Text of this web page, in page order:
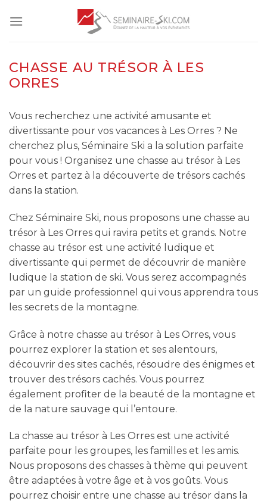
CHASSE AU TRÉSOR À LES
ORRES
Vous recherchez une activité amusante et
divertissante pour vos vacances à Les Orres ? Ne
cherchez plus, Séminaire Ski a la solution parfaite
pour vous ! Organisez une chasse au trésor à Les
Orres et partez à la découverte de trésors cachés
dans la station.
Chez Séminaire Ski, nous proposons une chasse au
trésor à Les Orres qui ravira petits et grands. Notre
chasse au trésor est une activité ludique et
divertissante qui permet de découvrir de manière
ludique la station de ski. Vous serez accompagnés
par un guide professionnel qui vous apprendra tous
les secrets de la montagne.
Grâce à notre chasse au trésor à Les Orres, vous
pourrez explorer la station et ses alentours,
découvrir des sites cachés, résoudre des énigmes et
trouver des trésors cachés. Vous pourrez
également profiter de la beauté de la montagne et
de la nature sauvage qui l’entoure.
La chasse au trésor à Les Orres est une activité
parfaite pour les groupes, les familles et les amis.
Nous proposons des chasses à thème qui peuvent
être adaptées à votre âge et à vos goûts. Vous
pourrez choisir entre une chasse au trésor dans la